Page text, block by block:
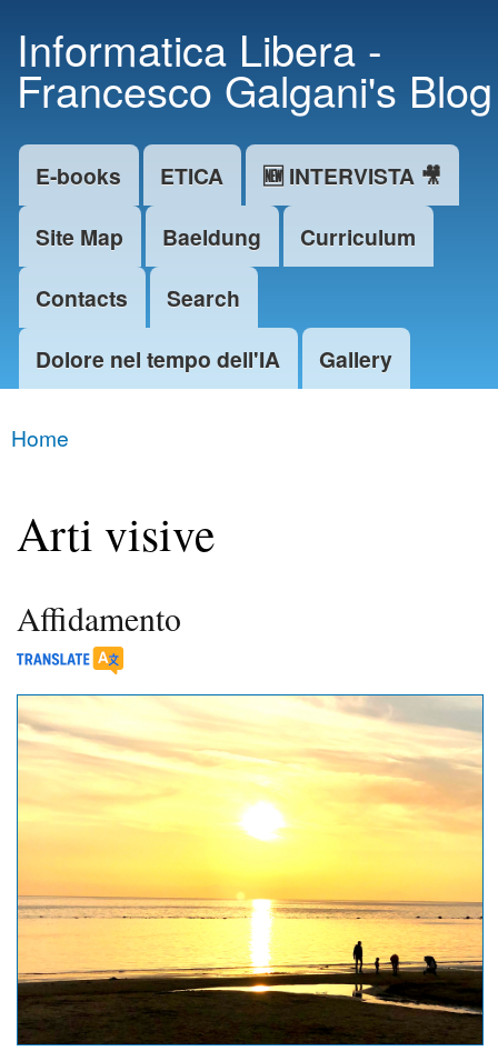
main
content
Informatica Libera -
Francesco Galgani's Blog
Main menu
E-books ETICA
🆕 INTERVISTA 🎥
Site Map
Baeldung
Curriculum
Contacts
Search
Dolore nel tempo dell'IA
Gallery
You are here
Home
Arti visive
Affidamento